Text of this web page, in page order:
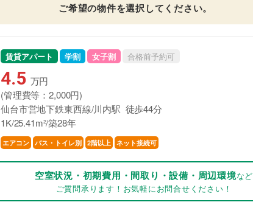
ご希望の物件を選択してください。
賃貸アパート 学割 女子割 合格前予約可
4.5 万円
(管理費等：2,000円)
仙台市営地下鉄東西線/川内駅 徒歩44分
1K/25.41m²/築28年
エアコン バス・トイレ別 2階以上 ネット接続可
空室状況・初期費用・間取り・設備・周辺環境など
ご質問承ります！お気軽にお問合せください！